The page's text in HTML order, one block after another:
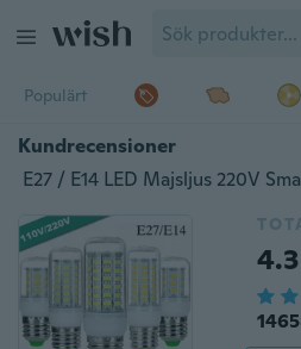
Populärt
Kundrecensioner
4.3